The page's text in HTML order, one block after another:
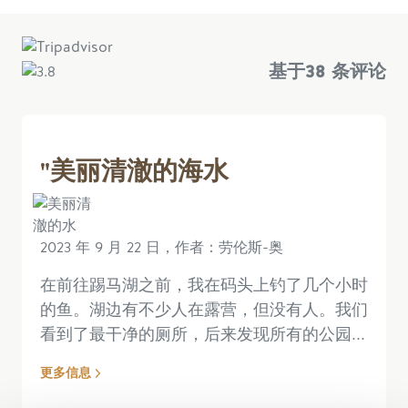
基于38 条评论
"美丽清澈的海水
2023 年 9 月 22 日，作者：劳伦斯-奥
在前往踢马湖之前，我在码头上钓了几个小时
的鱼。湖边有不少人在露营，但没有人。我们
看到了最干净的厕所，后来发现所有的公园...
更多信息